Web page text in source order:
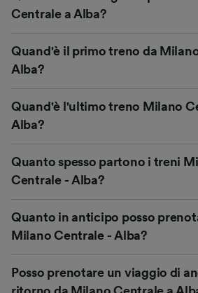
Centrale a Alba?
Quand'è il primo treno da
Alba?
Quand'è l'ultimo treno Milano
Alba?
Quanto spesso partono i treni
Centrale - Alba?
Quanto in anticipo posso
Milano Centrale - Alba?
Posso prenotare un viaggio di